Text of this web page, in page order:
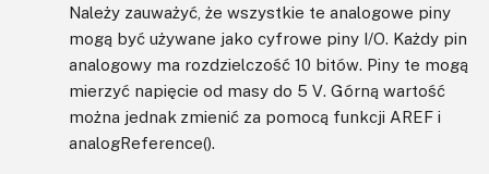
Należy zauważyć, że wszystkie te analogowe piny
mogą być używane jako cyfrowe piny I/O. Każdy pin
analogowy ma rozdzielczość 10 bitów. Piny te mogą
mierzyć napięcie od masy do 5 V. Górną wartość
można jednak zmienić za pomocą funkcji AREF i
analogReference().